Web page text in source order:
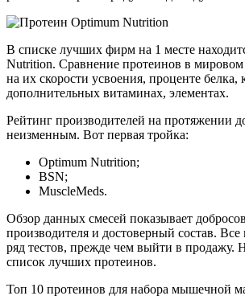
В списке лучших фирм на 1 месте
Nutrition. Сравнение протеинов в мировом
на их скорости усвоения, проценте белка,
дополнительных витаминах, элементах.
Рейтинг производителей на протяжении
неизменным. Вот первая тройка:
Optimum Nutrition;
BSN;
MuscleMeds.
Обзор данных смесей показывает
производителя и достоверный состав.
ряд тестов, прежде чем выйти в продажу.
список лучших протеинов.
Топ 10 протеинов для набора мышечной